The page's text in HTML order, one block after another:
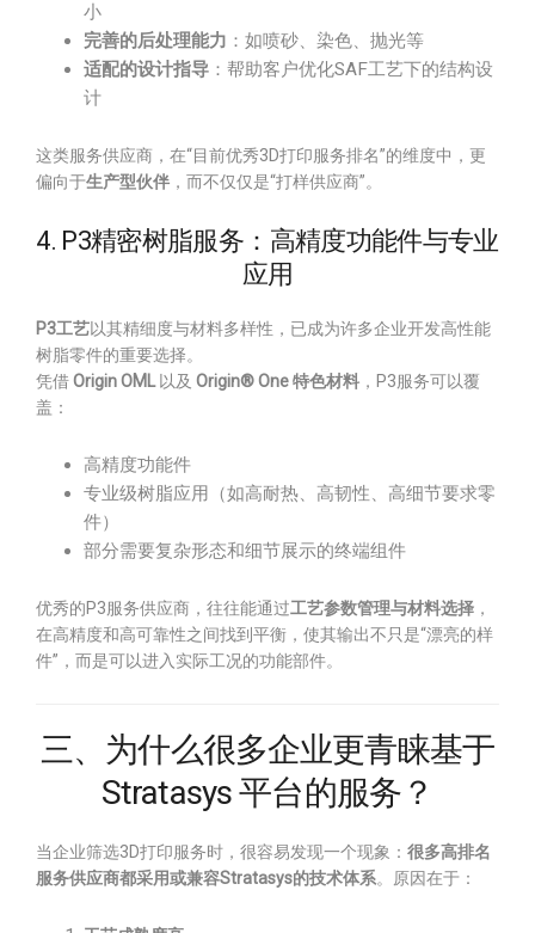
小
完善的后处理能力 ：如喷砂、染色、抛光等
适配的设计指导 ：帮助客户优化SAF工艺下的结构设
计
这类服务供应商，在“目前优秀3D打印服务排名”的维度中，更
偏向于生产型伙伴 ，而不仅仅是“打样供应商”。
4. P3精密树脂服务：高精度功能件与专业
应用
P3工艺以其精细度与材料多样性，已成为许多企业开发高性能
树脂零件的重要选择。
凭借Origin OML以及 Origin® One 特色材料 ，P3服务可以覆
盖：
高精度功能件
专业级树脂应用（如高耐热、高韧性、高细节要求零
件）
部分需要复杂形态和细节展示的终端组件
优秀的P3服务供应商，往往能通过工艺参数管理与材料选择 ，
在高精度和高可靠性之间找到平衡，使其输出不只是“漂亮的样
件”，而是可以进入实际工况的功能部件。
三、为什么很多企业更青睐基于
Stratasys 平台的服务？
当企业筛选3D打印服务时，很容易发现一个现象： 很多高排名
服务供应商都采用或兼容Stratasys的技术体系。原因在于：